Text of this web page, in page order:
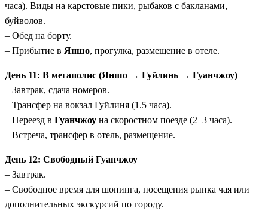
часа). Виды на карстовые пики, рыбаков с бакланами,
буйволов.
– Обед на борту.
– Прибытие в Яншо, прогулка, размещение в отеле.
День 11: В мегаполис (Яншо → Гуйлинь → Гуанчжоу)
– Завтрак, сдача номеров.
– Трансфер на вокзал Гуйлиня (1.5 часа).
– Переезд в Гуанчжоу на скоростном поезде (2–3 часа).
– Встреча, трансфер в отель, размещение.
День 12: Свободный Гуанчжоу
– Завтрак.
– Свободное время для шопинга, посещения рынка чая или
дополнительных экскурсий по городу.